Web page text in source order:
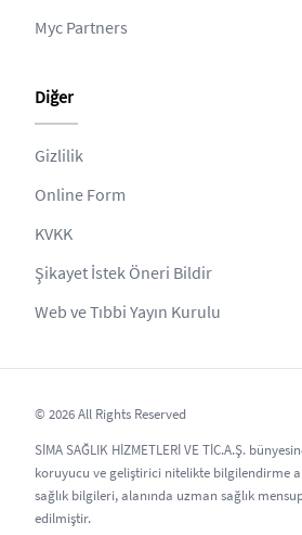
Myc Partners
Diğer
Gizlilik
Online Form
KVKK
Şikayet İstek Öneri Bildir
Web ve Tıbbi Yayın Kurulu
© 2026 All Rights Reserved
SİMA SAĞLIK HİZMETLERİ VE TİC.A.Ş.
koruyucu ve geliştirici nitelikte bilgilendirme
sağlık bilgileri, alanında uzman sağlık
edilmiştir.